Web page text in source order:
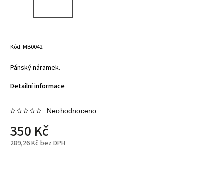
Kód:MB0042
Pánský náramek.
Detailní informace
Neohodnoceno
350 Kč
289,26 Kč bez DPH